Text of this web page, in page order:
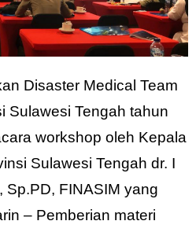
Disaster Medical Team
Sulawesi Tengah tahun
workshop oleh Kepala
Sulawesi Tengah dr. I
Sp.PD, FINASIM yang
– Pemberian materi